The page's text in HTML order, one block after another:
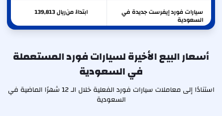
سيارات فورد إيفرست جديدة في
السعودية
ابتداءً من 139,813ريال
السعودية
سيارات فورد ترانزيت جديدة في ابتداءً من
أسعار البيع الأخيرة لسيارات فورد المستعملة
في السعودية
استنادًا إلى معاملات سيارات فورد الفعلية خلال الـ 12 شهرًا الماضية في
السعودية